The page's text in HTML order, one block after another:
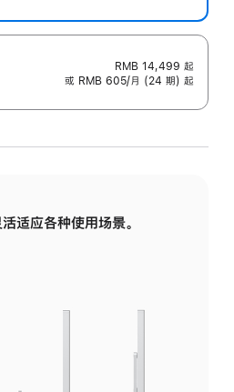
RMB 14,499 起
或 RMB 605/月 (24 期) 起
适应各种使用场景。